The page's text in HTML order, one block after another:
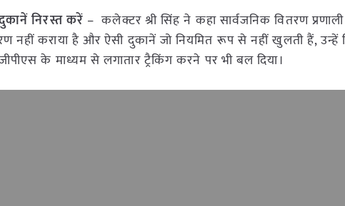
निरस्त करें – कलेक्टर श्री सिंह ने कहा सार्वजनिक वितरण
नहीं कराया है और ऐसी दुकानें जो नियमित रूप से नहीं खुलती हैं, उन्हें
के माध्यम से लगातार ट्रैकिंग करने पर भी बल दिया।